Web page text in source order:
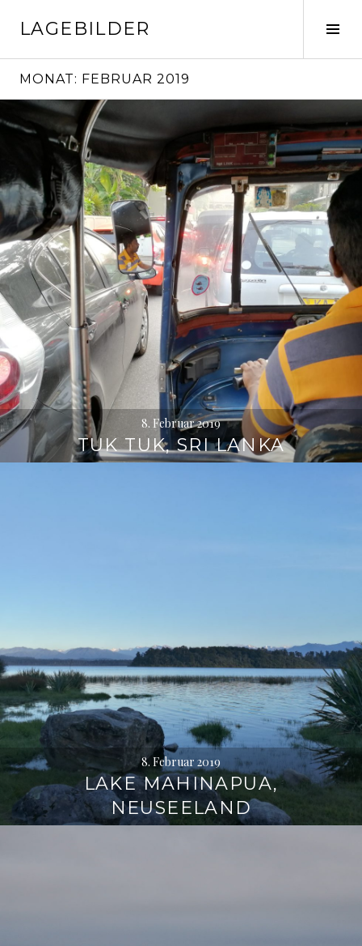
LAGEBILDER
MONAT: FEBRUAR 2019
8. Februar 2019
TUK TUK, SRI LANKA
8. Februar 2019
LAKE MAHINAPUA,
NEUSEELAND